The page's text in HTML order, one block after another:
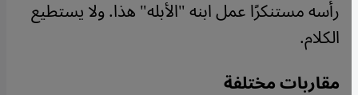
رأسه مستنكرًا عمل ابنه "الأبله" هذا. ولا يستطيع
الكلام.
مقاربات مختلفة